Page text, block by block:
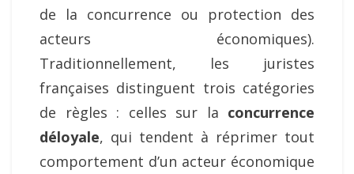
de la concurrence ou protection des
acteurs économiques).
Traditionnellement, les juristes
françaises distinguent trois catégories
de règles : celles sur la concurrence
déloyale, qui tendent à réprimer tout
comportement d’un acteur économique